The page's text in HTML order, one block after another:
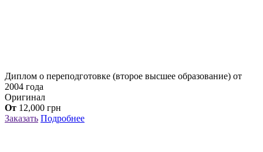
Диплом о переподготовке (второе высшее образование) от
2004 года
Оригинал
От 12,000 грн
Заказать Подробнее